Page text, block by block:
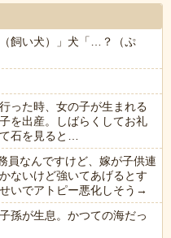
飼い犬）」犬「…？（ぷ
った時、女の子が生まれる
を出産。しばらくしてお礼
石を見ると…
員なんですけど、嫁が子供連
ないけど強いてあげるとす
いでアトピー悪化しそう→
孫が生息。かつての海だっ